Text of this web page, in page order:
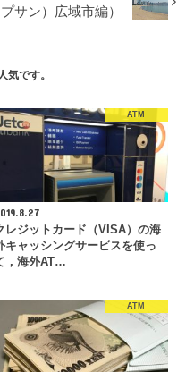
サン）広域市編）
気です。
ATM
レジットカード（VISA）の海
キャッシングサービスを使っ
，海外AT…
ATM